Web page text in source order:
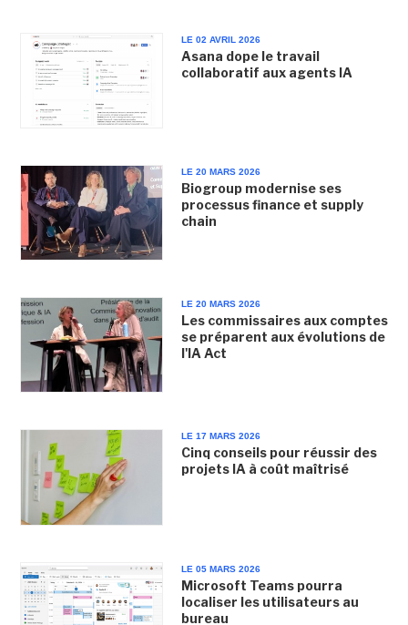
LE 02 AVRIL 2026
Asana dope le travail
collaboratif aux agents IA
LE 20 MARS 2026
Biogroup modernise ses
processus finance et supply
chain
LE 20 MARS 2026
Les commissaires aux comptes
se préparent aux évolutions de
l'IA Act
LE 17 MARS 2026
Cinq conseils pour réussir des
projets IA à coût maîtrisé
LE 05 MARS 2026
Microsoft Teams pourra
localiser les utilisateurs au
bureau